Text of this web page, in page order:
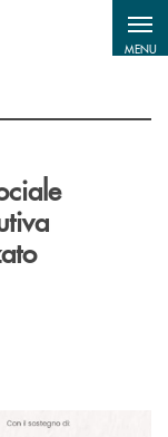
MENU